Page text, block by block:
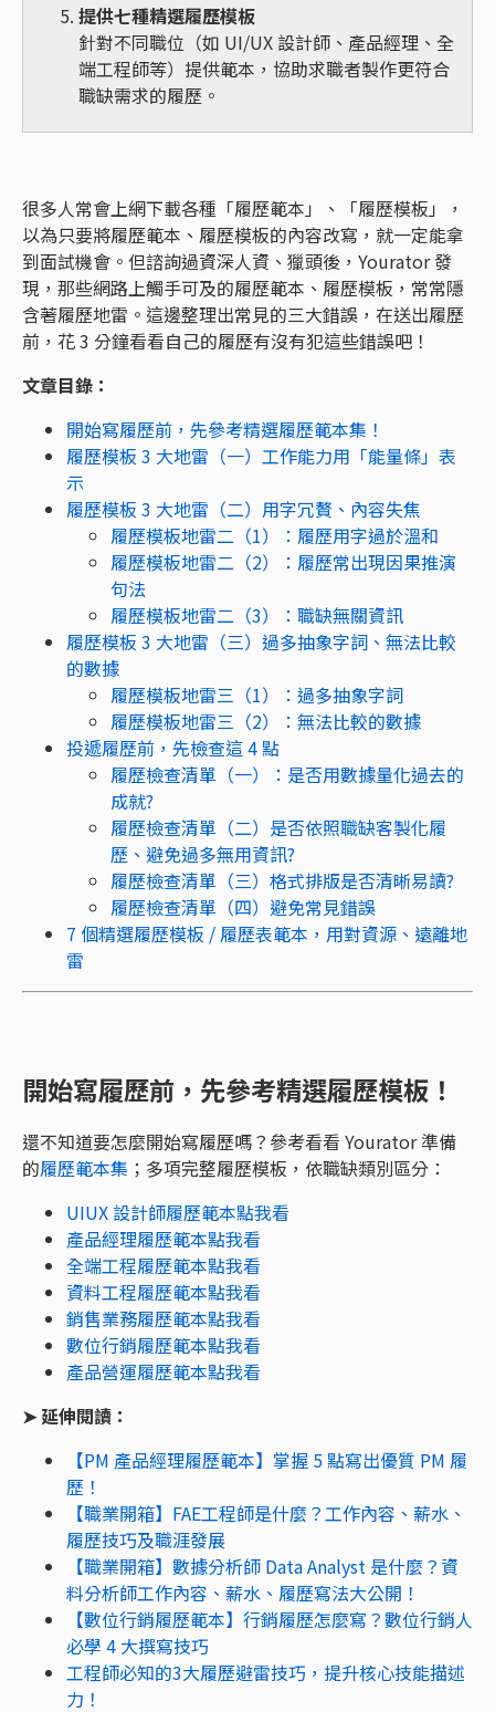
提供七種精選履歷模板
針對不同職位（如 UI/UX 設計師、產品經理、全
端工程師等）提供範本，協助求職者製作更符合
職缺需求的履歷。
很多人常會上網下載各種「履歷範本」、「履歷模板」，
以為只要將履歷範本、履歷模板的內容改寫，就一定能拿
到面試機會。但諮詢過資深人資、獵頭後，Yourator 發
現，那些網路上觸手可及的履歷範本、履歷模板，常常隱
含著履歷地雷。這邊整理出常見的三大錯誤，在送出履歷
前，花 3 分鐘看看自己的履歷有沒有犯這些錯誤吧！
文章目錄：
開始寫履歷前，先參考精選履歷範本集！
履歷模板 3 大地雷（一）工作能力用「能量條」表
示
履歷模板 3 大地雷（二）用字冗贅、內容失焦
履歷模板地雷二（1）：履歷用字過於溫和
履歷模板地雷二（2）：履歷常出現因果推演
句法
履歷模板地雷二（3）：職缺無關資訊
履歷模板 3 大地雷（三）過多抽象字詞、無法比較
的數據
履歷模板地雷三（1）：過多抽象字詞
履歷模板地雷三（2）：無法比較的數據
投遞履歷前，先檢查這 4 點
履歷檢查清單（一）：是否用數據量化過去的
成就?
履歷檢查清單（二）是否依照職缺客製化履
歷、避免過多無用資訊?
履歷檢查清單（三）格式排版是否清晰易讀?
履歷檢查清單（四）避免常見錯誤
7 個精選履歷模板 / 履歷表範本，用對資源、遠離地
雷
開始寫履歷前，先參考精選履歷模板！
還不知道要怎麼開始寫履歷嗎？參考看看 Yourator 準備
的履歷範本集 ；多項完整履歷模板，依職缺類別區分：
UIUX 設計師履歷範本點我看
產品經理履歷範本點我看
全端工程履歷範本點我看
資料工程履歷範本點我看
銷售業務履歷範本點我看
數位行銷履歷範本點我看
產品營運履歷範本點我看
➤ 延伸閱讀：
【PM 產品經理履歷範本】掌握 5 點寫出優質 PM 履
歷！
【職業開箱】FAE工程師是什麼？工作內容、薪水、
履歷技巧及職涯發展
【職業開箱】數據分析師 Data Analyst 是什麼？資
料分析師工作內容、薪水、履歷寫法大公開！
【數位行銷履歷範本】行銷履歷怎麼寫？數位行銷人
必學 4 大撰寫技巧
工程師必知的3大履歷避雷技巧，提升核心技能描述
力！